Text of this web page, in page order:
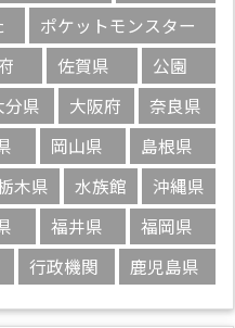
ポケットモンスター
佐賀県
公園
分県 大阪府
奈良県
岡山県
島根県
木県 水族館
沖縄県
福井県
福岡県
行政機関 鹿児島県